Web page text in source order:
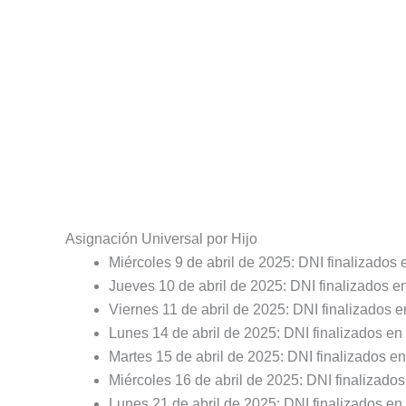
Asignación Universal por Hijo
Miércoles 9 de abril de 2025: DNI finalizados
Jueves 10 de abril de 2025: DNI finalizados
Viernes 11 de abril de 2025: DNI finalizados
Lunes 14 de abril de 2025: DNI finalizados en
Martes 15 de abril de 2025: DNI finalizados
Miércoles 16 de abril de 2025: DNI